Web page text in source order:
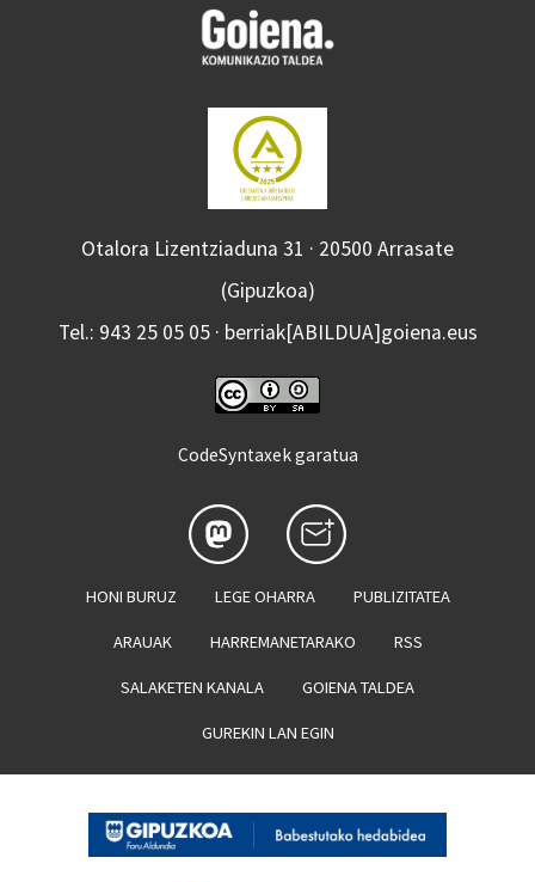
Otalora Lizentziaduna 31 · 20500 Arrasate
(Gipuzkoa)
Tel.: 943 25 05 05 · berriak[ABILDUA]goiena.eus
CodeSyntaxek garatua
HONI BURUZ LEGE OHARRA PUBLIZITATEA
ARAUAK HARREMANETARAKO RSS
SALAKETEN KANALA GOIENA TALDEA
GUREKIN LAN EGIN